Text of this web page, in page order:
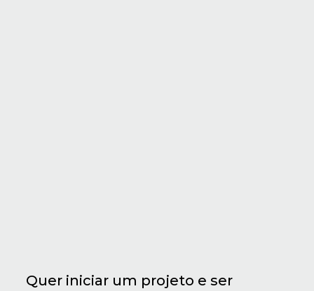
Quer iniciar um projeto e ser